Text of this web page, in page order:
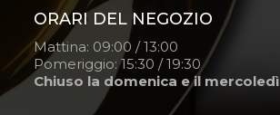
ORARI DEL NEGOZIO
Mattina: 09:00 / 13:00
Pomeriggio: 15:30 / 19:30
Chiuso la domenica e il mercoledì